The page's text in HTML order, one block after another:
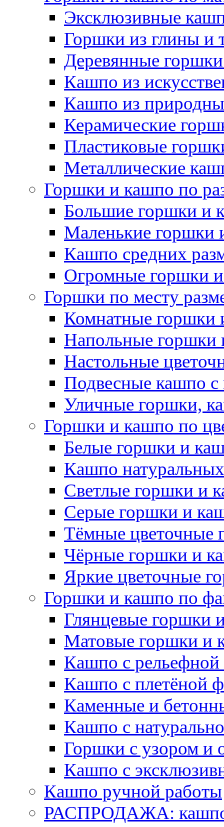
Эксклюзивные
Горшки из глины и
Деревянные
Кашпо из
Кашпо из
Керамические
Пластиковые
Металлические
Горшки и кашпо по
Большие горшки и
Маленькие горшки
Кашпо средних
Огромные горшки
Горшки по месту
Комнатные горшки
Напольные горшки
Настольные
Подвесные кашпо с
Уличные горшки,
Горшки и кашпо по
Белые горшки и
Кашпо
Светлые горшки и
Серые горшки и
Тёмные цветочные
Чёрные горшки и
Яркие цветочные
Горшки и кашпо по
Глянцевые горшки
Матовые горшки и
Кашпо с рельефной
Кашпо с плетёной
Каменные и
Кашпо с
Горшки с узором и
Кашпо с
Кашпо ручной работы
РАСПРОДАЖА: кашпо